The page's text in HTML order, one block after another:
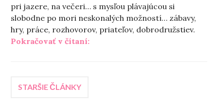
pri jazere, na večeri… s mysľou plávajúcou si
slobodne po mori neskonalých možností… zábavy,
hry, práce, rozhovorov, priateľov, dobrodružstiev.
Pokračovať v čítaní:„Ako ma (ne)zmenilo materstvo“
Navigácia
STARŠIE ČLÁNKY